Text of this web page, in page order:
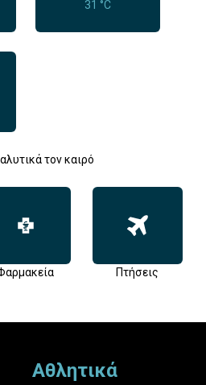
31 °C
τον καιρό
Πτήσεις
Αθλητικά